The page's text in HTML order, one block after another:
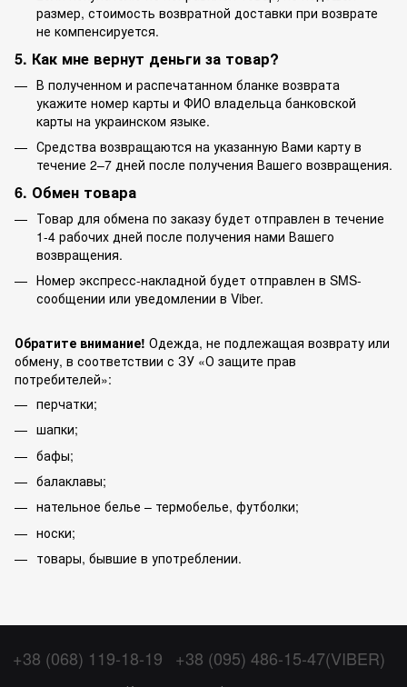
размер, стоимость возвратной доставки при возврате
не компенсируется.
5. Как мне вернут деньги за товар?
В полученном и распечатанном бланке возврата
укажите номер карты и ФИО владельца банковской
карты на украинском языке.
Средства возвращаются на указанную Вами карту в
течение 2–7 дней после получения Вашего возвращения.
6. Обмен товара
Товар для обмена по заказу будет отправлен в течение
1-4 рабочих дней после получения нами Вашего
возвращения.
Номер экспресс-накладной будет отправлен в SMS-
сообщении или уведомлении в Viber.
Обратите внимание! Одежда, не подлежащая возврату или
обмену, в соответствии с ЗУ «О защите прав
потребителей»:
перчатки;
шапки;
бафы;
балаклавы;
нательное белье – термобелье, футболки;
носки;
товары, бывшие в употреблении.
+38 (068) 119-18-19 +38 (095) 486-15-47(VIBER)